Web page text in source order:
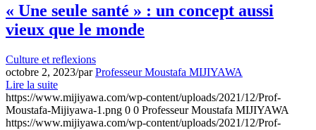
« Une seule santé » : un concept aussi
vieux que le monde
Culture et reflexions
octobre 2, 2023/parProfesseur Moustafa MIJIYAWA
Lire la suite
https://www.mijiyawa.com/wp-content/uploads/2021/12/Prof-
Moustafa-Mijiyawa-1.png 0 0 Professeur Moustafa MIJIYAWA
https://www.mijiyawa.com/wp-content/uploads/2021/12/Prof-